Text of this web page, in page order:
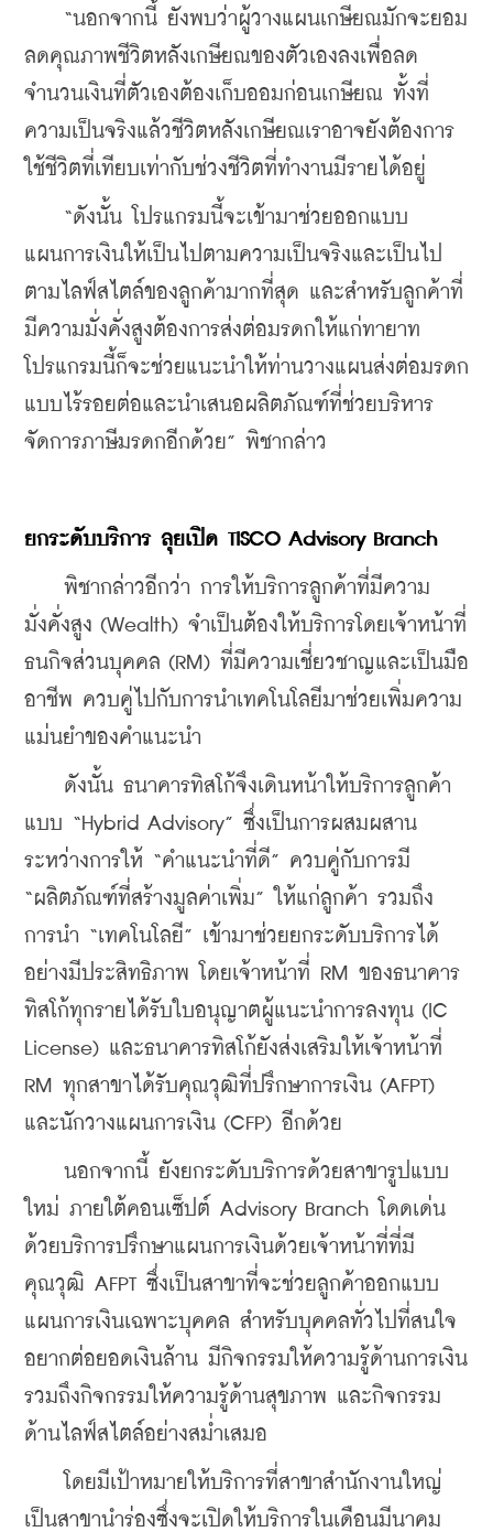
“นอกจากนี้ ยังพบว่าผู้วางแผนเกษียณมักจะยอม
ลดคุณภาพชีวิตหลังเกษียณของตัวเองลงเพื่อลด
จำนวนเงินที่ตัวเองต้องเก็บออมก่อนเกษียณ ทั้งที่
ความเป็นจริงแล้วชีวิตหลังเกษียณเราอาจยังต้องการ
ใช้ชีวิตที่เทียบเท่ากับช่วงชีวิตที่ทำงานมีรายได้อยู่
“ดังนั้น โปรแกรมนี้จะเข้ามาช่วยออกแบบ
แผนการเงินให้เป็นไปตามความเป็นจริงและเป็นไป
ตามไลฟ์สไตล์ของลูกค้ามากที่สุด และสำหรับลูกค้าที่
มีความมั่งคั่งสูงต้องการส่งต่อมรดกให้แก่ทายาท
โปรแกรมนี้ก็จะช่วยแนะนำให้ท่านวางแผนส่งต่อมรดก
แบบไร้รอยต่อและนำเสนอผลิตภัณฑ์ที่ช่วยบริหาร
จัดการภาษีมรดกอีกด้วย” พิชากล่าว
ยกระดับบริการ ลุยเปิด TISCO Advisory Branch
พิชากล่าวอีกว่า การให้บริการลูกค้าที่มีความ
มั่งคั่งสูง (Wealth) จำเป็นต้องให้บริการโดยเจ้าหน้าที่
ธนกิจส่วนบุคคล (RM) ที่มีความเชี่ยวชาญและเป็นมือ
อาชีพ ควบคู่ไปกับการนำเทคโนโลยีมาช่วยเพิ่มความ
แม่นยำของคำแนะนำ
ดังนั้น ธนาคารทิสโก้จึงเดินหน้าให้บริการลูกค้า
แบบ “Hybrid Advisory” ซึ่งเป็นการผสมผสาน
ระหว่างการให้ “คำแนะนำที่ดี” ควบคู่กับการมี
“ผลิตภัณฑ์ที่สร้างมูลค่าเพิ่ม” ให้แก่ลูกค้า รวมถึง
การนำ “เทคโนโลยี” เข้ามาช่วยยกระดับบริการได้
อย่างมีประสิทธิภาพ โดยเจ้าหน้าที่ RM ของธนาคาร
ทิสโก้ทุกรายได้รับใบอนุญาตผู้แนะนำการลงทุน (IC
License) และธนาคารทิสโก้ยังส่งเสริมให้เจ้าหน้าที่
RM ทุกสาขาได้รับคุณวุฒิที่ปรึกษาการเงิน (AFPT)
และนักวางแผนการเงิน (CFP) อีกด้วย
นอกจากนี้ ยังยกระดับบริการด้วยสาขารูปแบบ
ใหม่ ภายใต้คอนเซ็ปต์ Advisory Branch โดดเด่น
ด้วยบริการปรึกษาแผนการเงินด้วยเจ้าหน้าที่ที่มี
คุณวุฒิ AFPT ซึ่งเป็นสาขาที่จะช่วยลูกค้าออกแบบ
แผนการเงินเฉพาะบุคคล สำหรับบุคคลทั่วไปที่สนใจ
อยากต่อยอดเงินล้าน มีกิจกรรมให้ความรู้ด้านการเงิน
รวมถึงกิจกรรมให้ความรู้ด้านสุขภาพ และกิจกรรม
ด้านไลฟ์สไตล์อย่างสม่ำเสมอ
โดยมีเป้าหมายให้บริการที่สาขาสำนักงานใหญ่
เป็นสาขานำร่องซึ่งจะเปิดให้บริการในเดือนมีนาคม